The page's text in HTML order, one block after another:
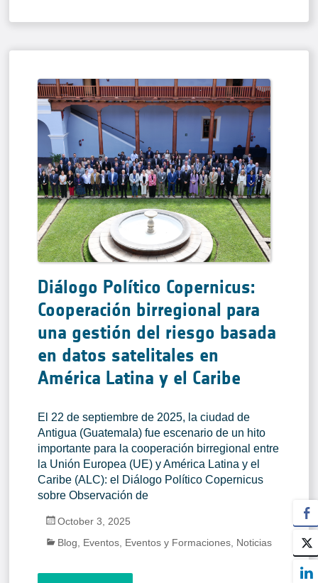
Diálogo Político Copernicus:
Cooperación birregional para
una gestión del riesgo basada
en datos satelitales en
América Latina y el Caribe
El 22 de septiembre de 2025, la ciudad de
Antigua (Guatemala) fue escenario de un hito
importante para la cooperación birregional entre
la Unión Europea (UE) y América Latina y el
Caribe (ALC): el Diálogo Político Copernicus
sobre Observación de
October 3, 2025
Blog
Eventos Eventos y Formaciones Noticias